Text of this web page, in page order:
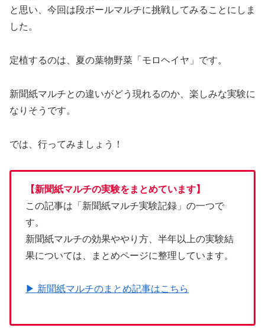
と思い、今回は段ボールマルチに挑戦してみることにしま
した。
定植するのは、夏の葉物野菜「モロヘイヤ」です。
新聞紙マルチとの違いがどう現れるのか、楽しみな実験に
なりそうです。
では、行ってみましょう！
【新聞紙マルチの実験をまとめています】
この記事は「新聞紙マルチ実験記録」の一つで
す。
新聞紙マルチの効果ややり方、半年以上の実験結
果については、まとめページに整理しています。
▶ 新聞紙マルチのまとめ記事はこちら